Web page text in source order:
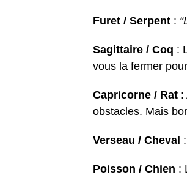
Furet / Serpent :
Sagittaire / Coq :
vous la fermer
Capricorne / Rat :
obstacles. Mais
Verseau / Cheval
Poisson / Chien :